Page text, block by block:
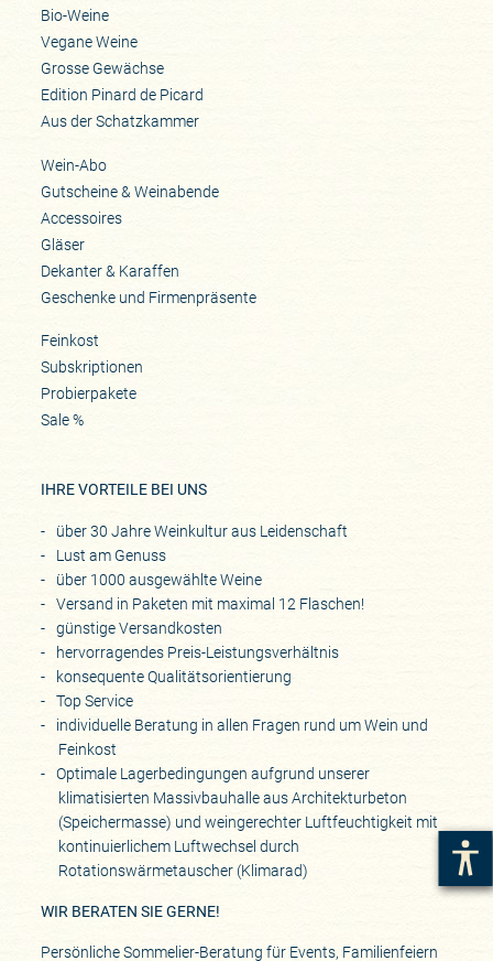
Bio-Weine
Vegane Weine
Grosse Gewächse
Edition Pinard de Picard
Aus der Schatzkammer
Wein-Abo
Gutscheine & Weinabende
Accessoires
Gläser
Dekanter & Karaffen
Geschenke und Firmenpräsente
Feinkost
Subskriptionen
Probierpakete
Sale %
IHRE VORTEILE BEI UNS
über 30 Jahre Weinkultur aus Leidenschaft
Lust am Genuss
über 1000 ausgewählte Weine
Versand in Paketen mit maximal 12 Flaschen!
günstige Versandkosten
hervorragendes Preis-Leistungsverhältnis
konsequente Qualitätsorientierung
Top Service
individuelle Beratung in allen Fragen rund um Wein und
Feinkost
Optimale Lagerbedingungen aufgrund unserer
klimatisierten Massivbauhalle aus Architekturbeton
(Speichermasse) und weingerechter Luftfeuchtigkeit mit
kontinuierlichem Luftwechsel durch
Rotationswärmetauscher (Klimarad)
WIR BERATEN SIE GERNE!
Persönliche Sommelier-Beratung für Events, Familienfeiern